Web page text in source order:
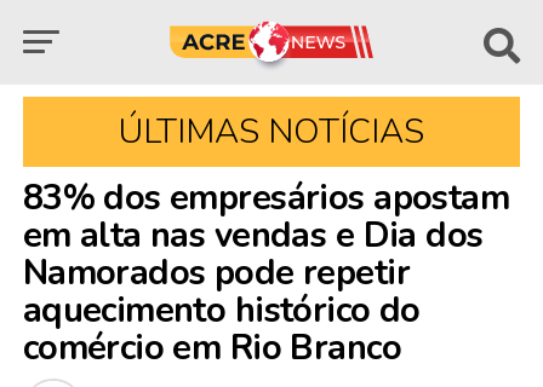
ÚLTIMAS NOTÍCIAS
83% dos empresários apostam
em alta nas vendas e Dia dos
Namorados pode repetir
aquecimento histórico do
comércio em Rio Branco